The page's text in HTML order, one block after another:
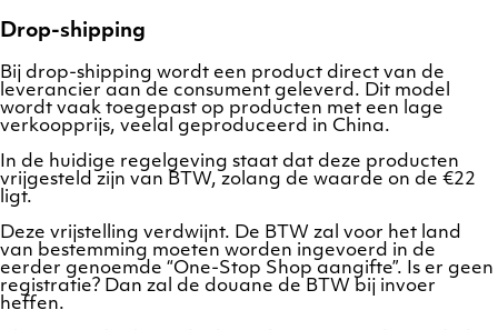
Drop-shipping
Bij drop-shipping wordt een product direct van de
leverancier aan de consument geleverd. Dit model
wordt vaak toegepast op producten met een lage
verkoopprijs, veelal geproduceerd in China.
In de huidige regelgeving staat dat deze producten
vrijgesteld zijn van BTW, zolang de waarde on de €22
ligt.
Deze vrijstelling verdwijnt. De BTW zal voor het land
van bestemming moeten worden ingevoerd in de
eerder genoemde “One-Stop Shop aangifte”. Is er geen
registratie? Dan zal de douane de BTW bij invoer
heffen.